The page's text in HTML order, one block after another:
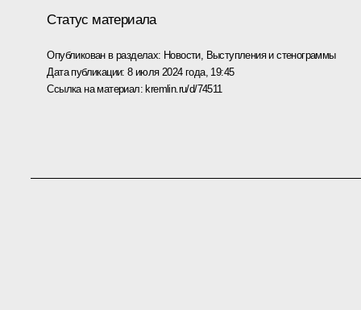
Статус материала
Опубликован в разделах: Новости, Выступления и стенограммы
Дата публикации:8 июля 2024 года, 19:45
Ссылка на материал: kremlin.ru/d/74511